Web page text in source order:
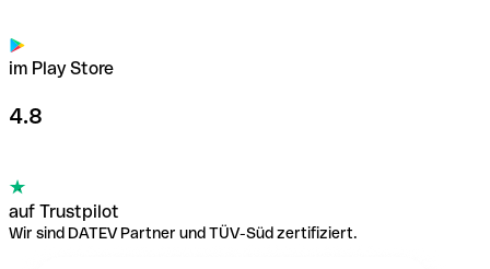
im Play Store
4.8
auf Trustpilot
Wir sind DATEV Partner und TÜV-Süd zertifiziert.